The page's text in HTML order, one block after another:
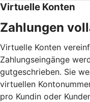
Virtuelle Konten
Zahlungen
Virtuelle Konten
Zahlungseingänge
gutgeschrieben. Sie
virtuellen
pro Kundin oder